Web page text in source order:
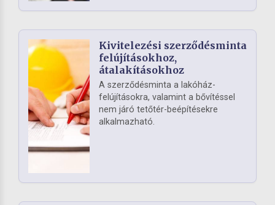
Kivitelezési szerződésminta
felújításokhoz,
átalakításokhoz
A szerződésminta a lakóház-
felújításokra, valamint a bővítéssel
nem járó tetőtér-beépítésekre
alkalmazható.